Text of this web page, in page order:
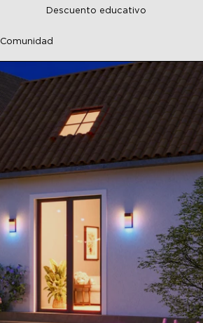
Descuento educativo
Comunidad